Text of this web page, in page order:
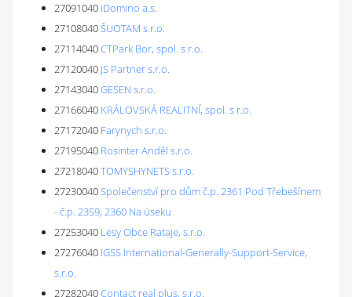
27091040 iDomino a.s.
27108040ŠUOTAM s.r.o.
27114040CTPark Bor, spol. s r.o.
27120040 JS Partner s.r.o.
27143040GESEN s.r.o.
27166040 KRÁLOVSKÁ REALITNÍ, spol. s r.o.
27172040 Farynych s.r.o.
27195040 Rosinter Anděl s.r.o.
27218040TOMYSHYNETS s.r.o.
27230040Společenství pro dům č.p. 2361 Pod Třebešínem
- č.p. 2359, 2360 Na úseku
27253040 Lesy Obce Rataje, s.r.o.
27276040 IGSS International-Generally-Support-Service,
s.r.o.
27282040Contact real plus, s.r.o.